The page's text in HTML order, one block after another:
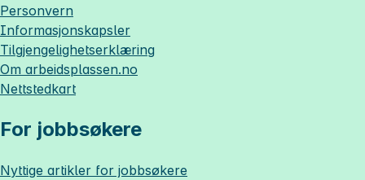
Personvern
Informasjonskapsler
Tilgjengelighetserklæring
Om arbeidsplassen.no
Nettstedkart
For jobbsøkere
Nyttige artikler for jobbsøkere